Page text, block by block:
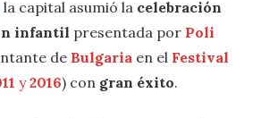
la capital asumió la celebración
infantil presentada por Poli
de Bulgaria en el Festival
y2016) con gran éxito.